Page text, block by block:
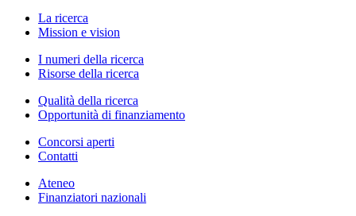
La ricerca
Mission e vision
I numeri della ricerca
Risorse della ricerca
Qualità della ricerca
Opportunità di finanziamento
Concorsi aperti
Contatti
Ateneo
Finanziatori nazionali